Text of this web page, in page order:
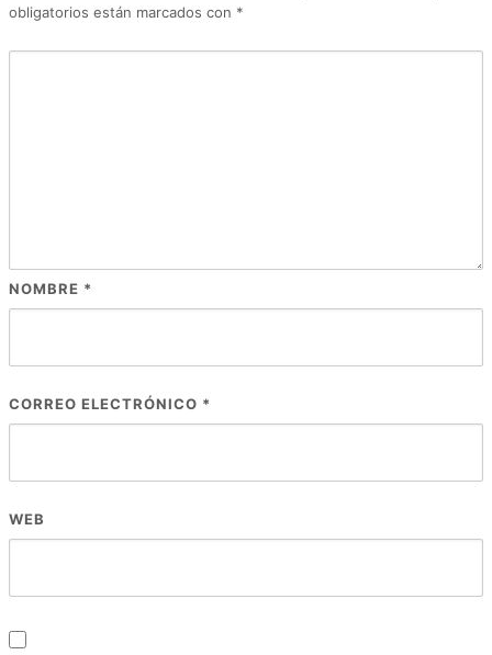
obligatorios están marcados con *
NOMBRE *
CORREO ELECTRÓNICO *
WEB